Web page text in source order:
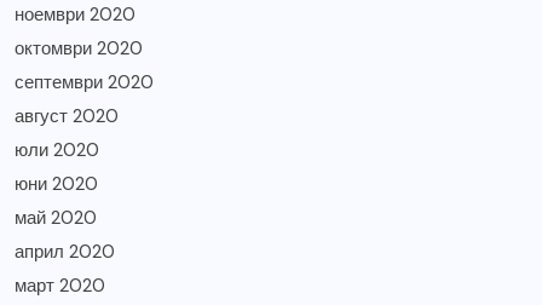
ноември 2020
октомври 2020
септември 2020
август 2020
юли 2020
юни 2020
май 2020
април 2020
март 2020